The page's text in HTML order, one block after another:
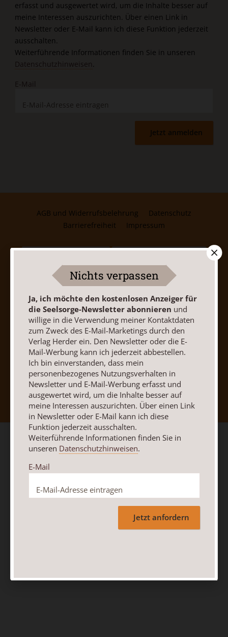
erfasst und ausgewertet wird, um die Inhalte besser auf
meine Interessen auszurichten. Über einen Link in
Newsletter oder E-Mail kann ich diese Funktion jederzeit
ausschalten.
Weiterführende Informationen finden Sie in unseren
Datenschutzhinweisen.
E-Mail
Jetzt anmelden
AGB und Widerrufsbelehrung
Datenschutz
Barrierefreiheit
Impressum
Nach oben
Nichts verpassen
Ja, ich möchte den kostenlosen Anzeiger für
die Seelsorge-Newsletter abonnieren und
willige in die Verwendung meiner Kontaktdaten
zum Zweck des E-Mail-Marketings durch den
Verlag Herder ein. Den Newsletter oder die E-
Mail-Werbung kann ich jederzeit abbestellen.
Ich bin einverstanden, dass mein
personenbezogenes Nutzungsverhalten in
Newsletter und E-Mail-Werbung erfasst und
ausgewertet wird, um die Inhalte besser auf
meine Interessen auszurichten. Über einen Link
in Newsletter oder E-Mail kann ich diese
Funktion jederzeit ausschalten.
Weiterführende Informationen finden Sie in
unseren Datenschutzhinweisen.
E-Mail
Jetzt anfordern